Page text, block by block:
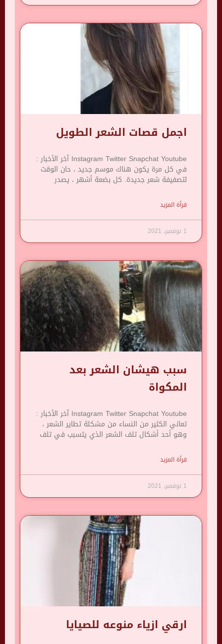
اجمل قصات الشعر الطويل
Instagram Twitter Snapchat Youtube آخر الأخبار :
في كل مرة يكون هناك موسم جديد ، حان الوقت
لتصفيفة شعر جديدة. كل بضعة أشهر ، يصدر
قرأة المزيد
1 نوفمبر، 2021
سبب هيشان الشعر بعد
المكواة
Instagram Twitter Snapchat Youtube آخر الأخبار :
تعاني الكثير من النساء من مشكلة تطاير الشعر ،
وهو أحد أشكال تلف الشعر الذي يتسبب في تلف
قرأة المزيد
1 نوفمبر، 2021
ارقي ازياء منوعه للصيايا